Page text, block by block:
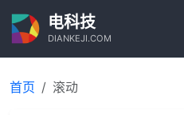
电科技
DIANKEJI.COM
首页 滚动